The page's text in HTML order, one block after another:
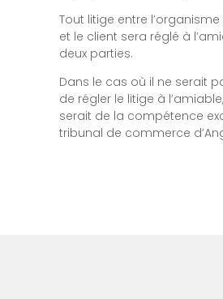
Tout litige entre
et le client sera réglé à
deux parties.
Dans le cas où il ne serait
de régler le litige à
serait de la compétence
tribunal de commerce